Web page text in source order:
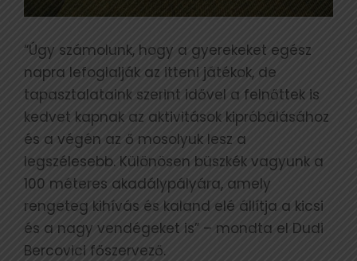
“Úgy számolunk, hogy a gyerekeket egész
napra lefoglalják az itteni játékok, de
tapasztalataink szerint idővel a felnőttek is
kedvet kapnak az aktivitások kipróbálásához
és a végén az ő mosolyuk lesz a
legszélesebb. Különösen büszkék vagyunk a
100 méteres akadálypályára, amely
rengeteg kihívás és kaland elé állítja a kicsi
és a nagy vendégeket is” – mondta el Dudi
Bercovici főszervező.